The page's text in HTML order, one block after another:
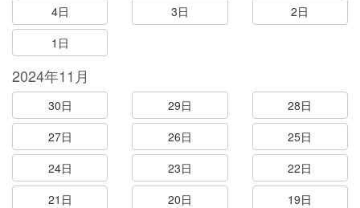
4日
3日
2日
1日
2024年11月
30日 29日
28日
27日
26日
25日
24日
23日
22日
21日
20日
19日